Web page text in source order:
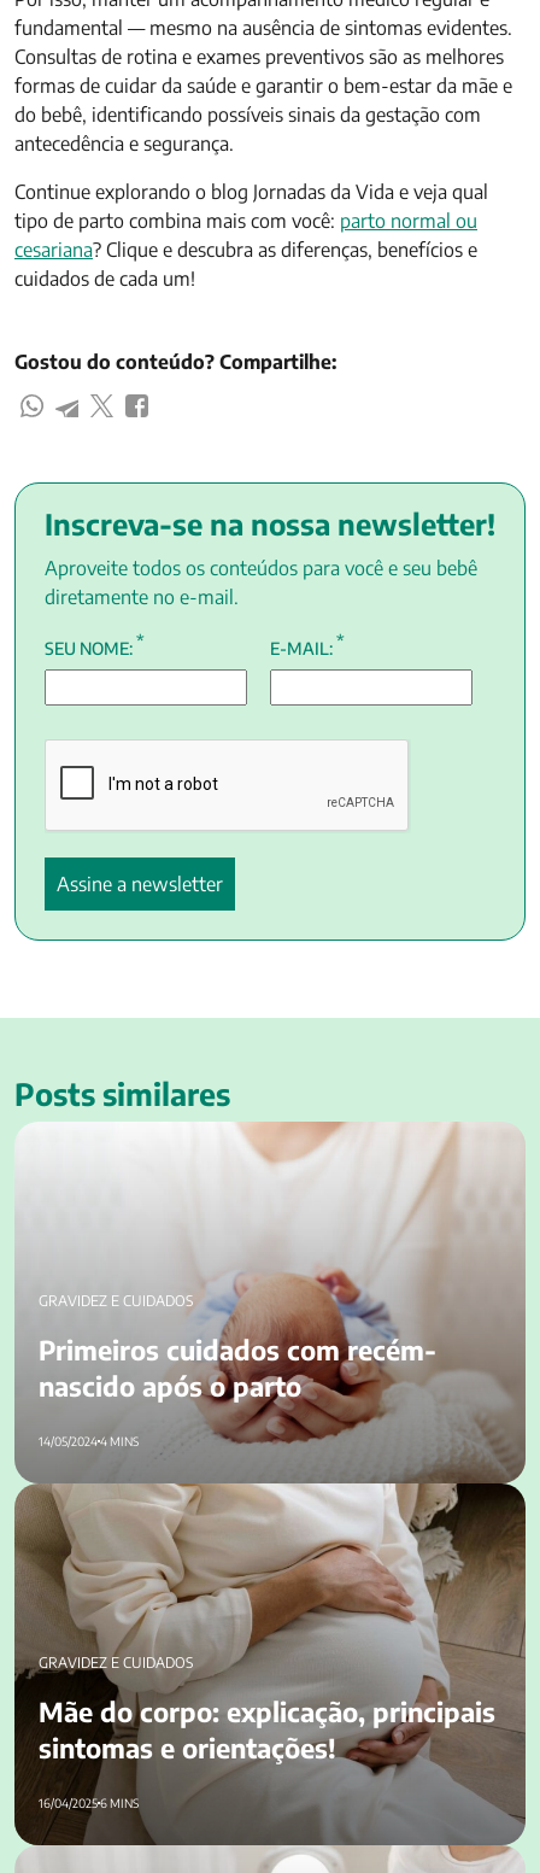
fundamental — mesmo na ausência de sintomas evidentes.
Consultas de rotina e exames preventivos são as melhores
formas de cuidar da saúde e garantir o bem-estar da mãe e
do bebê, identificando possíveis sinais da gestação com
antecedência e segurança.
Continue explorando o blog Jornadas da Vida e veja qual
tipo de parto combina mais com você: parto normal ou
cesariana? Clique e descubra as diferenças, benefícios e
cuidados de cada um!
Gostou do conteúdo? Compartilhe:
Inscreva-se na nossa newsletter!
Aproveite todos os conteúdos para você e seu bebê
diretamente no e-mail.
SEU NOME:* E-MAIL:*
Posts similares
Primeiros cuidados com recém-nascido após o parto
GRAVIDEZ E CUIDADOS
Primeiros cuidados com recém-
nascido após o parto
14/05/20244 MINS
Mãe do corpo: explicação, principais sintomas e orientações!
GRAVIDEZ E CUIDADOS
Mãe do corpo: explicação, principais
sintomas e orientações!
16/04/20256 MINS
Qual é a melhor posição do bebê para o nascimento?